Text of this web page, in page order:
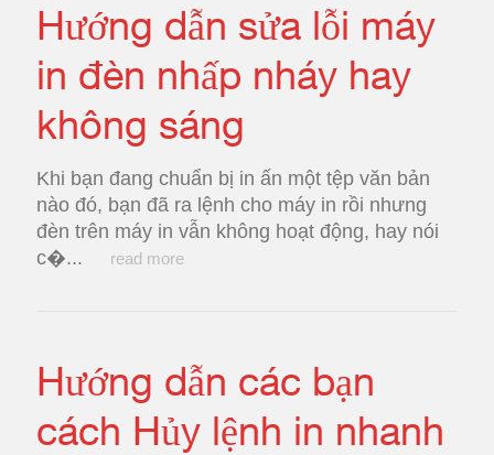
Hướng dẫn sửa lỗi máy
in đèn nhấp nháy hay
không sáng
Khi bạn đang chuẩn bị in ấn một tệp văn bản
nào đó, bạn đã ra lệnh cho máy in rồi nhưng
đèn trên máy in vẫn không hoạt động, hay nói
c�...
read more
Hướng dẫn các bạn
cách Hủy lệnh in nhanh